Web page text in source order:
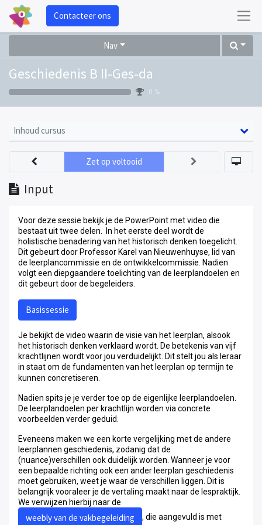
Contacteer ons
Nav
Geschiedenis B II-Ges-da
0 %
Inhoud cursus
Input
Zet op voltooid
Voor deze sessie bekijk je de PowerPoint met video die
bestaat uit twee delen. In het eerste deel wordt de
holistische benadering van het historisch denken toegelicht.
Dit gebeurt door Professor Karel van Nieuwenhuyse, lid van
de leerplancommissie en de ontwikkelcommissie. Nadien
volgt een diepgaandere toelichting van de leerplandoelen en
dit gebeurt door de begeleiders.
Basissessie
Je bekijkt de video waarin de visie van het leerplan, alsook
het historisch denken verklaard wordt. De betekenis van vijf
krachtlijnen wordt voor jou verduidelijkt. Dit stelt jou als leraar
in staat om de fundamenten van het leerplan op termijn te
kunnen concretiseren.
Nadien spits je je verder toe op de eigenlijke leerplandoelen.
De leerplandoelen per krachtlijn worden via concrete
voorbeelden verder geduid.
Eveneens maken we een korte vergelijking met de andere
leerplannen geschiedenis, zodanig dat de
(nuance)verschillen ook duidelijk worden. Wanneer je voor
een bepaalde richting ook een ander leerplan geschiedenis
moet gebruiken, weet je waar de verschillen liggen. Dit is
belangrijk vooraleer je de vertaling maakt naar de lespraktijk.
We verwijzen hierbij naar de
weebly van de vakbegeleiding , die aangevuld is met